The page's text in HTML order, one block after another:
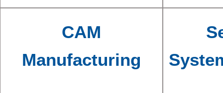
CAM
Manufacturing